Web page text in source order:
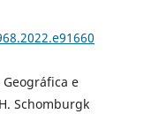
e
Schomburgk